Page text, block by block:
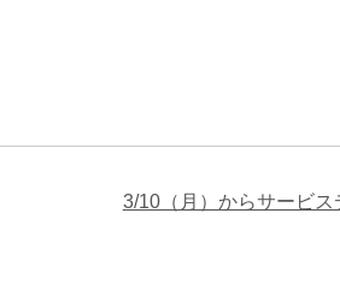
3/10（月）からサービス